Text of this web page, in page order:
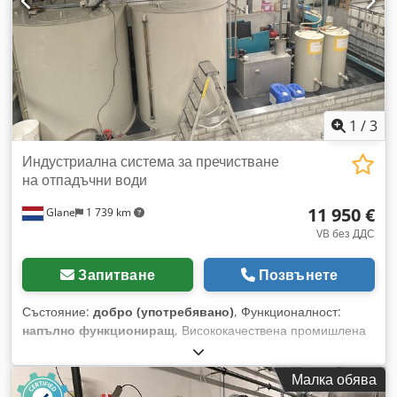
1 /3
Glane 1 739 km
Индустриална система за пречистване
на отпадъчни води
11 950 €
VB без ДДС
Запитване Позвънете
Състояние: добро (употребявано), Функционалност:
напълно функциониращ, Висококачествена промишлена
система за пречистване на отпадни води, специално
проектирана за предприятия, занимаващи се с нанасяне
на прахови покрития и обработка на метали. ТазиМалка обява